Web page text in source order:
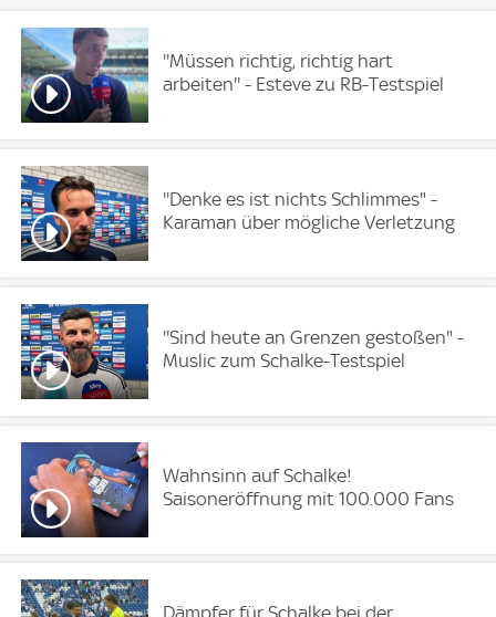
''Müssen richtig, richtig hart
arbeiten'' - Esteve zu RB-Testspiel
''Denke es ist nichts Schlimmes" -
Karaman über mögliche Verletzung
''Sind heute an Grenzen gestoßen" -
Muslic zum Schalke-Testspiel
Wahnsinn auf Schalke!
Saisoneröffnung mit 100.000 Fans